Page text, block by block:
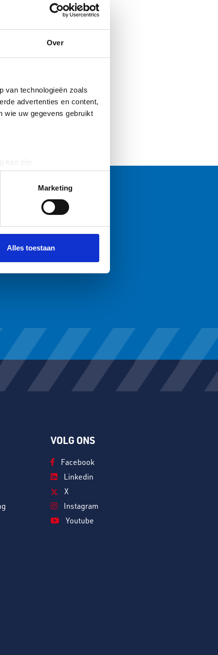
Over
van technologieën zoals
advertenties en content,
wie uw gegevens gebruikt
kan zijn
detailgedeeltein. U kunt uw
partners voor social
die u aan ze heeft
Marketing
Alles toestaan
VOLG ONS
Facebook
Linkedin
X
Instagram
Youtube